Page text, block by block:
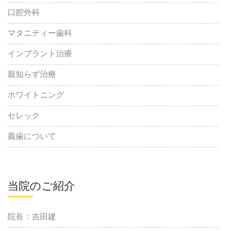
口腔外科
マタニティー歯科
インプラント治療
親知らず治療
ホワイトニング
セレック
義歯について
当院のご紹介
院長：吉田建